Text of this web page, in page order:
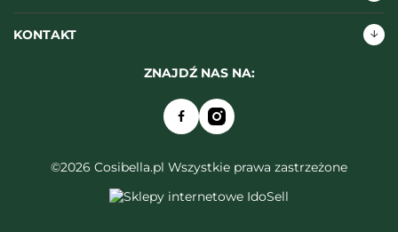
KONTAKT
ZNAJDŹ NAS NA:
©2026 Cosibella.pl Wszystkie prawa zastrzeżone